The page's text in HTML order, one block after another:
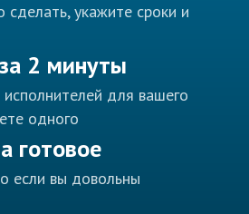
укажите сроки и
2 минуты
для вашего
одного
готовое
если вы довольны